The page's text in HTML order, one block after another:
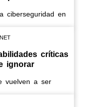
ciberseguridad en
críticas
ignorar
vuelven a ser